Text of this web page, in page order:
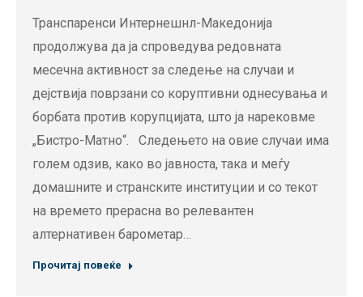
Транспаренси Интернешнл-Македонија
продолжува да ја спроведува редовната
месечна активност за следење на случаи и
дејствија поврзани со коруптивни однесувања и
борбата против корупцијата, што ја нарековме
„Бистро-Матно“. Следењето на овие случаи има
голем одзив, како во јавноста, така и меѓу
домашните и странските институции и со текот
на времето прерасна во релевантен
алтернативен барометар…
Прочитај повеќе